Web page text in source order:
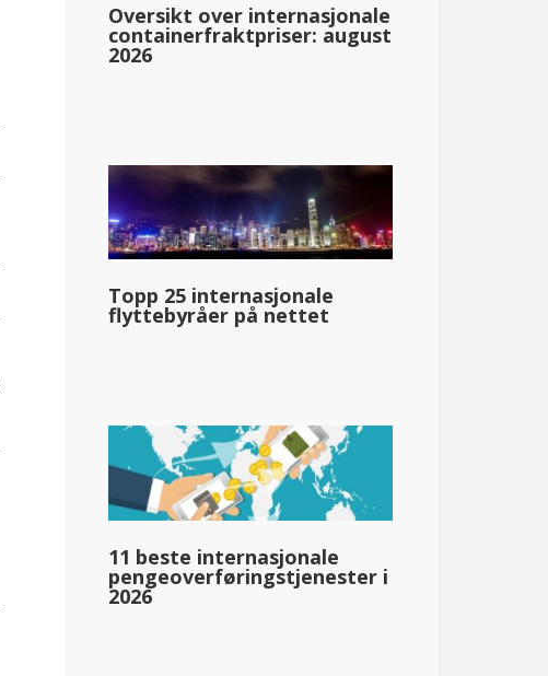
&dollar;95 800
&dollar;77,253
Oversikt over internasjonale
containerfraktpriser: august
2026
Topp 25 internasjonale
flyttebyråer på nettet
11 beste internasjonale
pengeoverføringstjenester i
2026